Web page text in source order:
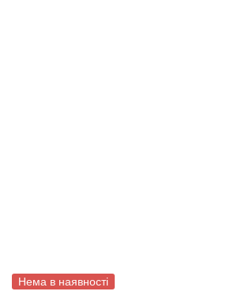
Нема в наявності